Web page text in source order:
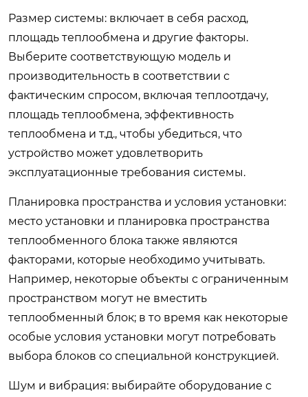
Размер системы: включает в себя расход,
площадь теплообмена и другие факторы.
Выберите соответствующую модель и
производительность в соответствии с
фактическим спросом, включая теплоотдачу,
площадь теплообмена, эффективность
теплообмена и т.д., чтобы убедиться, что
устройство может удовлетворить
эксплуатационные требования системы.
Планировка пространства и условия установки:
место установки и планировка пространства
теплообменного блока также являются
факторами, которые необходимо учитывать.
Например, некоторые объекты с ограниченным
пространством могут не вместить
теплообменный блок; в то время как некоторые
особые условия установки могут потребовать
выбора блоков со специальной конструкцией.
Шум и вибрация: выбирайте оборудование с